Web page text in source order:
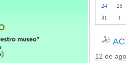
24
25
31
1
12 de